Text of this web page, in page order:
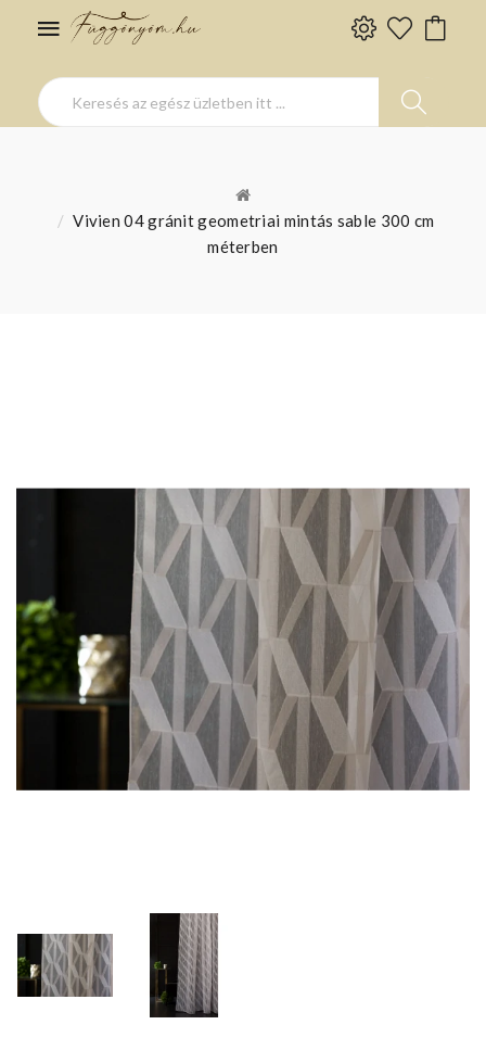
Vivien 04 gránit geometriai mintás sable 300 cm
méterben